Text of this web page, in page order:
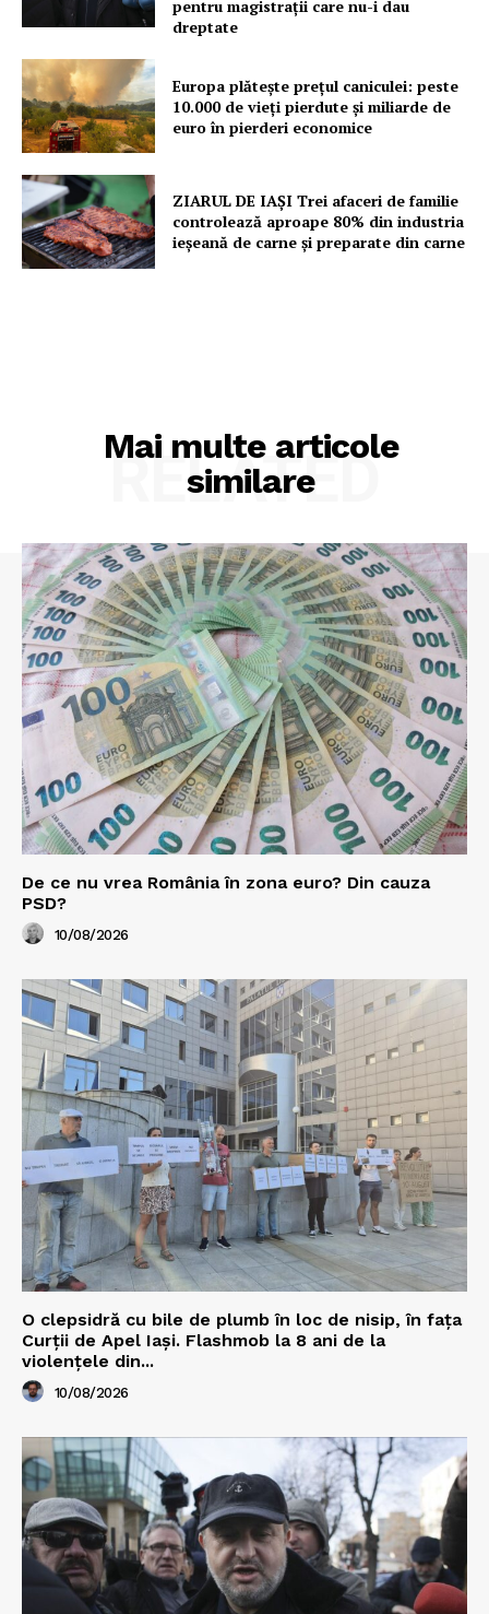
pentru magistrații care nu-i dau
dreptate
Europa plătește prețul caniculei: peste
10.000 de vieți pierdute și miliarde de
euro în pierderi economice
ZIARUL DE IAȘI Trei afaceri de familie
controlează aproape 80% din industria
ieșeană de carne și preparate din carne
Mai multe articole
similare
RELATED
De ce nu vrea România în zona euro? Din cauza
PSD?
10/08/2026
O clepsidră cu bile de plumb în loc de nisip, în fața
Curții de Apel Iași. Flashmob la 8 ani de la
violențele din...
10/08/2026